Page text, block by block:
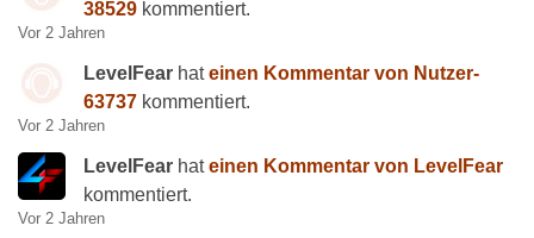
38529 kommentiert.
Vor 2 Jahren
LevelFear hateinen Kommentar von Nutzer-
63737 kommentiert.
Vor 2 Jahren
LevelFear hateinen Kommentar von LevelFear
kommentiert.
Vor 2 Jahren